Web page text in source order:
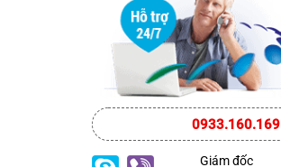
0933.160.169
Giám đốc